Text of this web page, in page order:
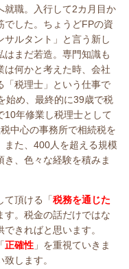
就職。入行して2カ月目か
でした。ちょうどFPの資
ルタント」と言う新し
はまだ若造。専門知識も
は何かと考えた時、会社
「税理士」という仕事で
始め、最終的に39歳で税
年修業し税理士として
中心の事務所で相続税を
また、400人を超える規模
、色々な経験を積みま
て頂ける「税務を通じた
す。税金の話だけではな
きればと思います。
正確性 」を重視ていきま
します。